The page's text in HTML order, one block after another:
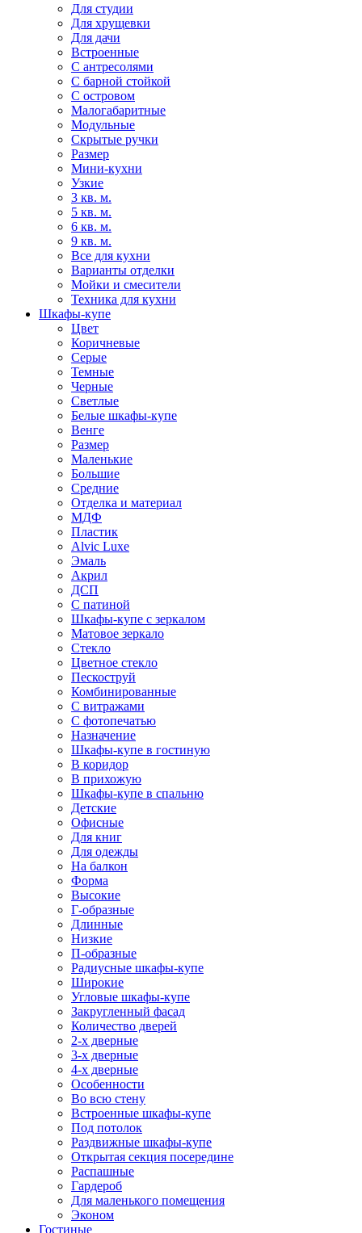
Для студии
Для хрущевки
Для дачи
Встроенные
С антресолями
С барной стойкой
С островом
Малогабаритные
Модульные
Скрытые ручки
Размер
Мини-кухни
Узкие
3 кв. м.
5 кв. м.
6 кв. м.
9 кв. м.
Все для кухни
Варианты отделки
Мойки и смесители
Техника для кухни
Шкафы-купе
Цвет
Коричневые
Серые
Темные
Черные
Светлые
Белые шкафы-купе
Венге
Размер
Маленькие
Большие
Средние
Отделка и материал
МДФ
Пластик
Alvic Luxe
Эмаль
Акрил
ДСП
С патиной
Шкафы-купе с зеркалом
Матовое зеркало
Стекло
Цветное стекло
Пескоструй
Комбинированные
С витражами
С фотопечатью
Назначение
Шкафы-купе в гостиную
В коридор
В прихожую
Шкафы-купе в спальню
Детские
Офисные
Для книг
Для одежды
На балкон
Форма
Высокие
Г-образные
Длинные
Низкие
П-образные
Радиусные шкафы-купе
Широкие
Угловые шкафы-купе
Закругленный фасад
Количество дверей
2-х дверные
3-х дверные
4-х дверные
Особенности
Во всю стену
Встроенные шкафы-купе
Под потолок
Раздвижные шкафы-купе
Открытая секция посередине
Распашные
Гардероб
Для маленького помещения
Эконом
Гостиные